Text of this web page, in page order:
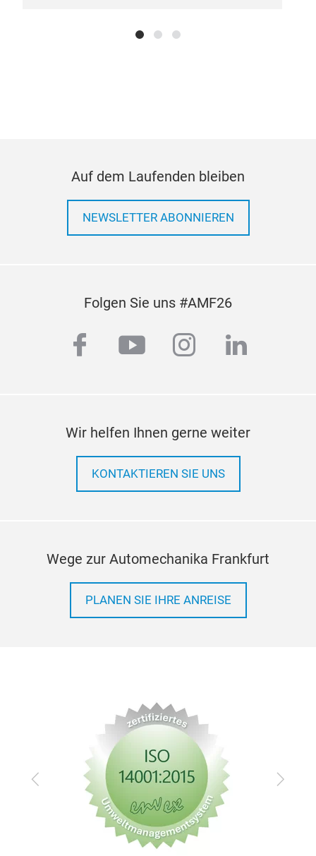
Auf dem Laufenden bleiben
NEWSLETTER ABONNIEREN
Folgen Sie uns #AMF26
facebook
youtubeinstagram
linkedin
Wir helfen Ihnen gerne weiter
KONTAKTIEREN SIE UNS
Wege zur Automechanika Frankfurt
PLANEN SIE IHRE ANREISE
Zurück Vor